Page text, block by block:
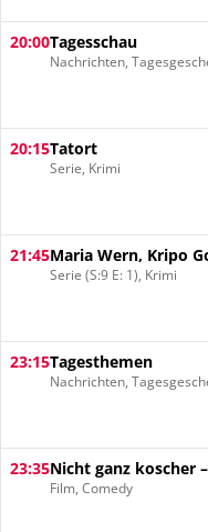
20:00Tagesschau
Nachrichten,
20:15Tatort
Serie, Krimi
21:45Maria Wern, Kripo
Serie (S:9 E: 1), Krimi
23:15Tagesthemen
Nachrichten,
23:35Nicht ganz koscher
Film, Comedy